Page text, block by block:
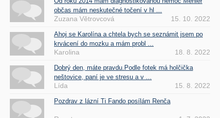
občas mám neskutečné točení v hl ...
Zuzana Větrovcová 15. 10. 2022
Ahoj se Karolína a chtela bych se seznámit jsem po
krvácení do mozku a mám probl ...
Karolina 18. 8. 2022
Dobrý den, máte pravdu.Podle fotek má holčička
neštovice, paní je ve stresu a v ...
Lída 15. 8. 2022
Pozdrav z lázní Ti Fando posílám Renča